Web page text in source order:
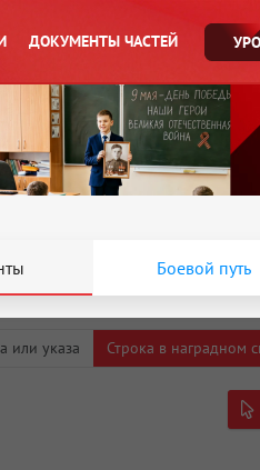
ДОКУМЕНТЫ ЧАСТЕЙ
Боевой путь
или указа Строка в наградном